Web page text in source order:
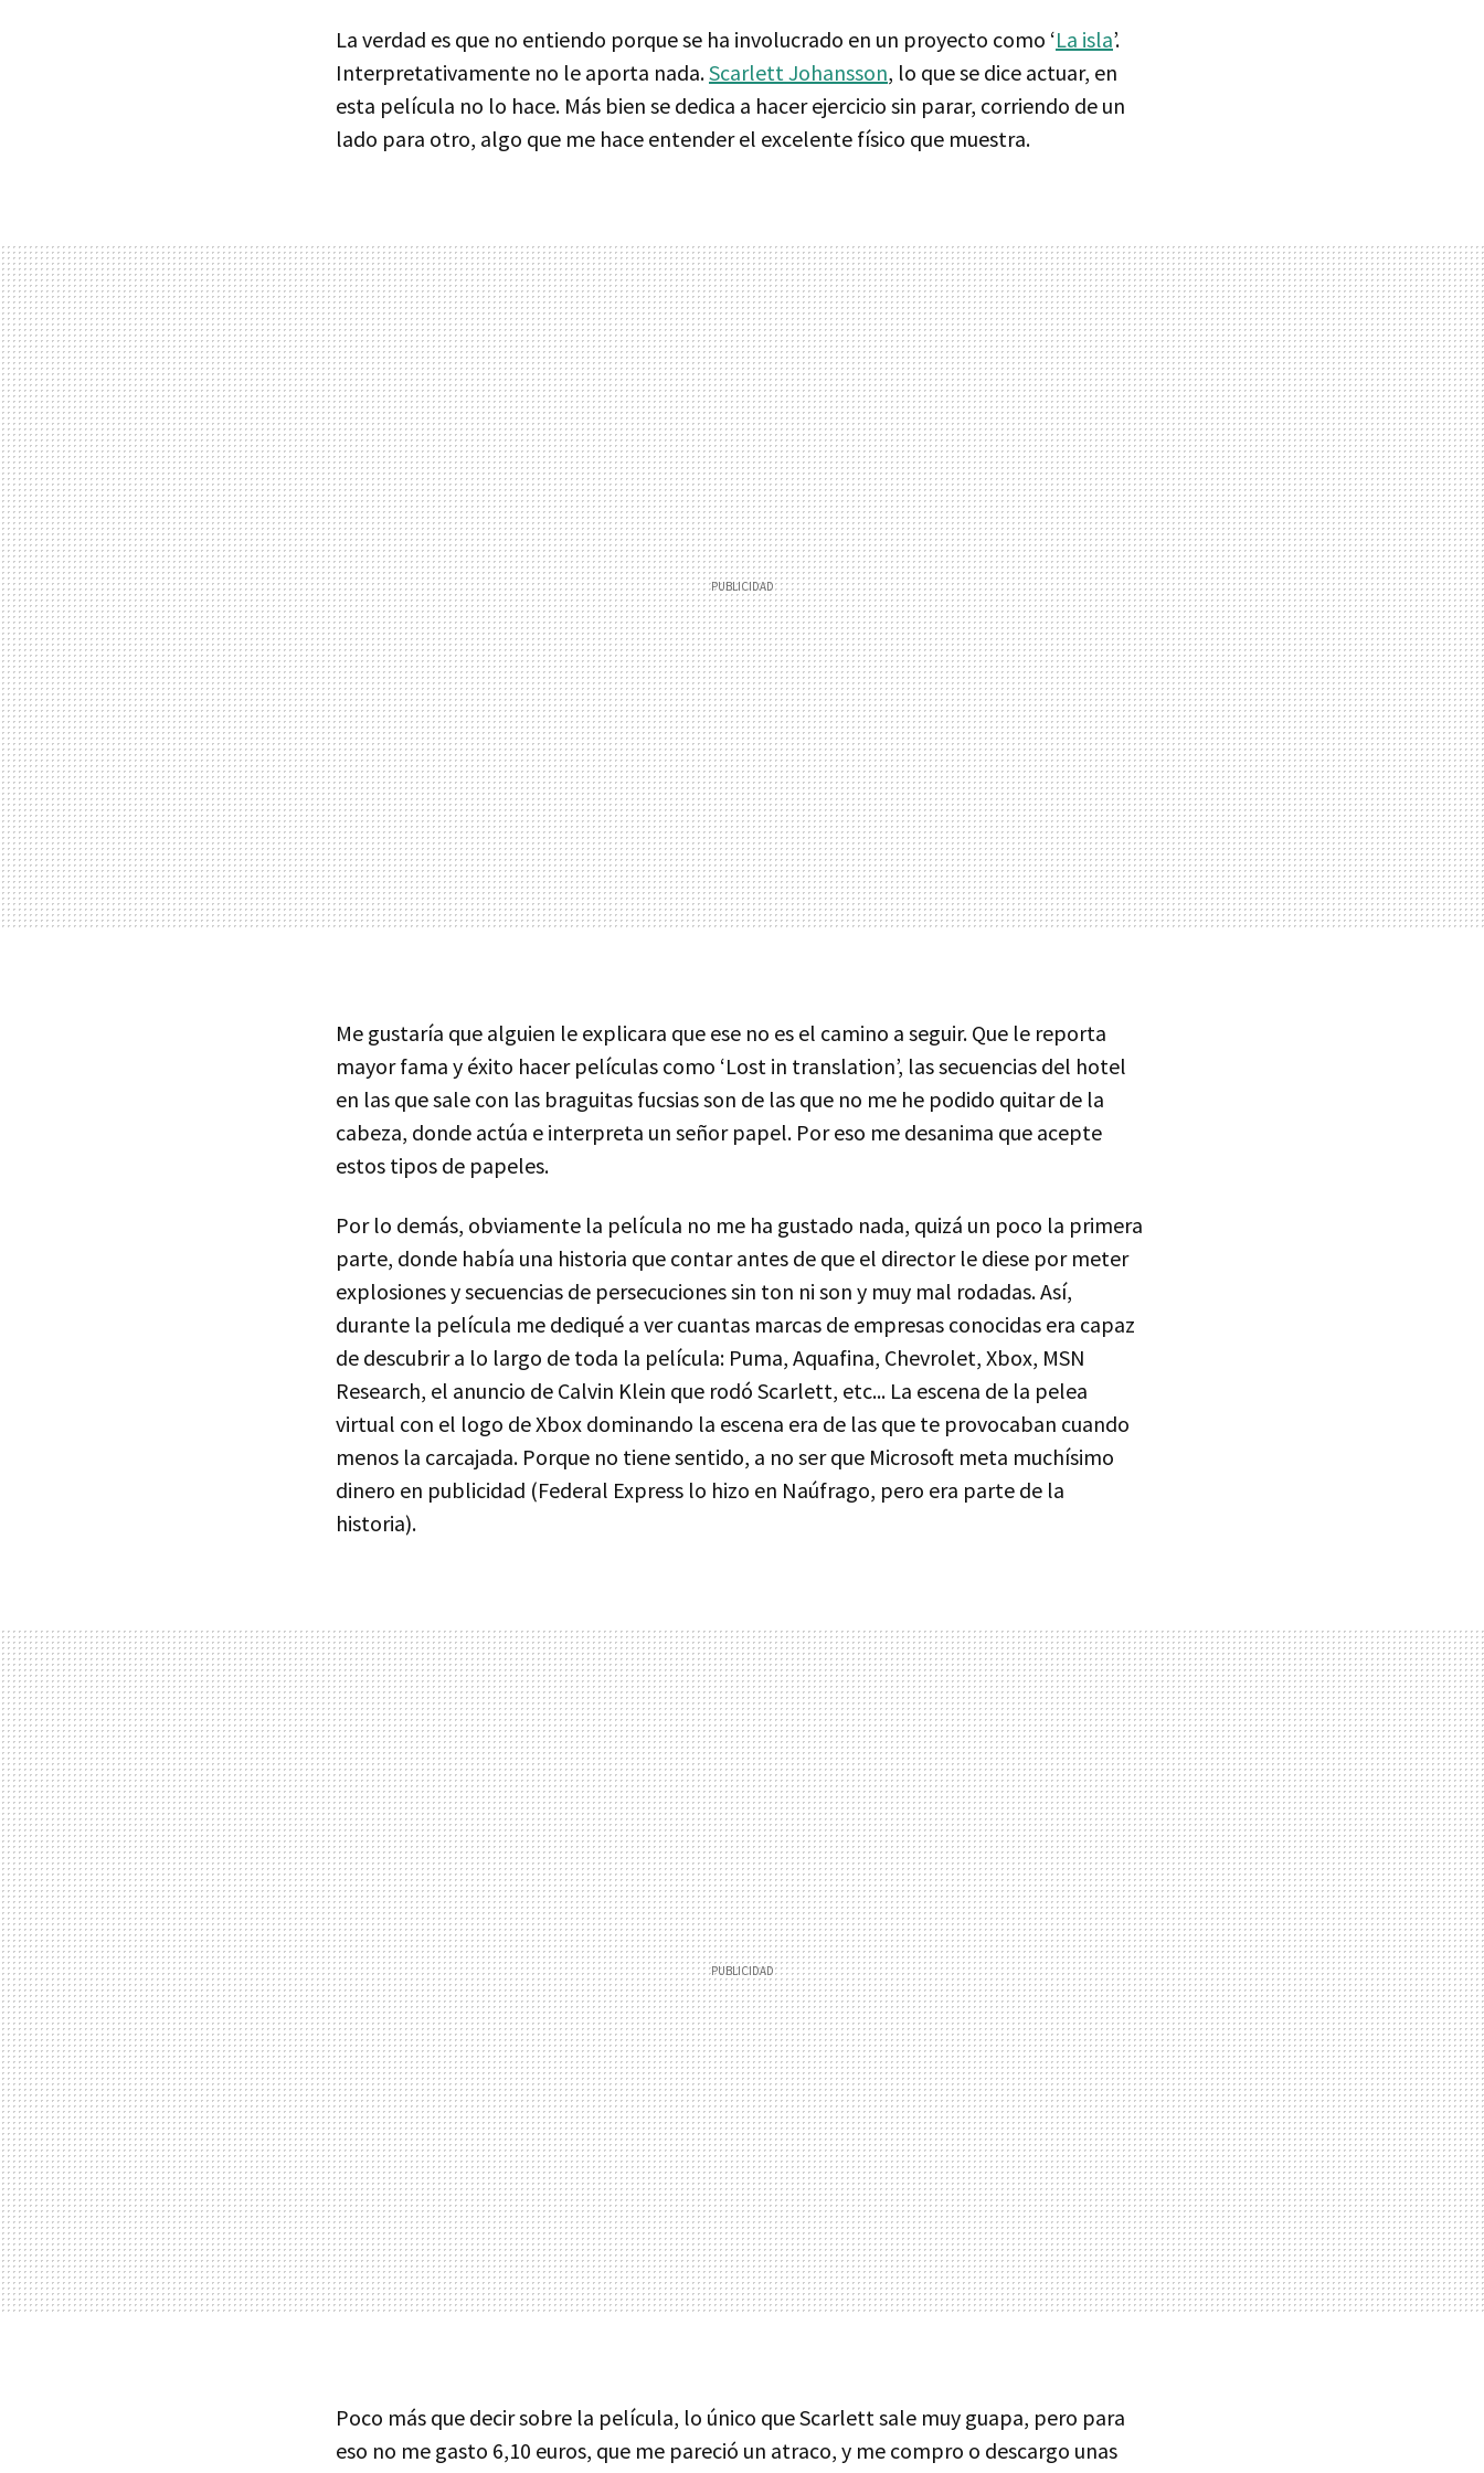
La verdad es que no entiendo porque se ha involucrado en un proyecto como ‘La isla’.
Interpretativamente no le aporta nada.Scarlett Johansson, lo que se dice actuar, en
esta película no lo hace. Más bien se dedica a hacer ejercicio sin parar, corriendo de un
lado para otro, algo que me hace entender el excelente físico que muestra.
Me gustaría que alguien le explicara que ese no es el camino a seguir. Que le reporta
mayor fama y éxito hacer películas como ‘Lost in translation’, las secuencias del hotel
en las que sale con las braguitas fucsias son de las que no me he podido quitar de la
cabeza, donde actúa e interpreta un señor papel. Por eso me desanima que acepte
estos tipos de papeles.
Por lo demás, obviamente la película no me ha gustado nada, quizá un poco la primera
parte, donde había una historia que contar antes de que el director le diese por meter
explosiones y secuencias de persecuciones sin ton ni son y muy mal rodadas. Así,
durante la película me dediqué a ver cuantas marcas de empresas conocidas era capaz
de descubrir a lo largo de toda la película: Puma, Aquafina, Chevrolet, Xbox, MSN
Research, el anuncio de Calvin Klein que rodó Scarlett, etc... La escena de la pelea
virtual con el logo de Xbox dominando la escena era de las que te provocaban cuando
menos la carcajada. Porque no tiene sentido, a no ser que Microsoft meta muchísimo
dinero en publicidad (Federal Express lo hizo en Naúfrago, pero era parte de la
historia).
Poco más que decir sobre la película, lo único que Scarlett sale muy guapa, pero para
eso no me gasto 6,10 euros, que me pareció un atraco, y me compro o descargo unas